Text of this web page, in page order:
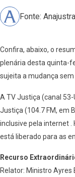
Fonte: Anajustra
Confira, abaixo, o
plenária desta quinta-
sujeita a mudança sem
A TV Justiça (canal 53-
Justiça (104.7 FM, em
inclusive pela internet .
está liberado para as
Recurso
Relator: Ministro Ayres